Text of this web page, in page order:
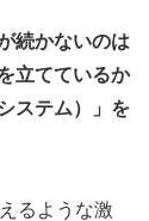
続かないのは
立てているか
ステム）」を
るような激